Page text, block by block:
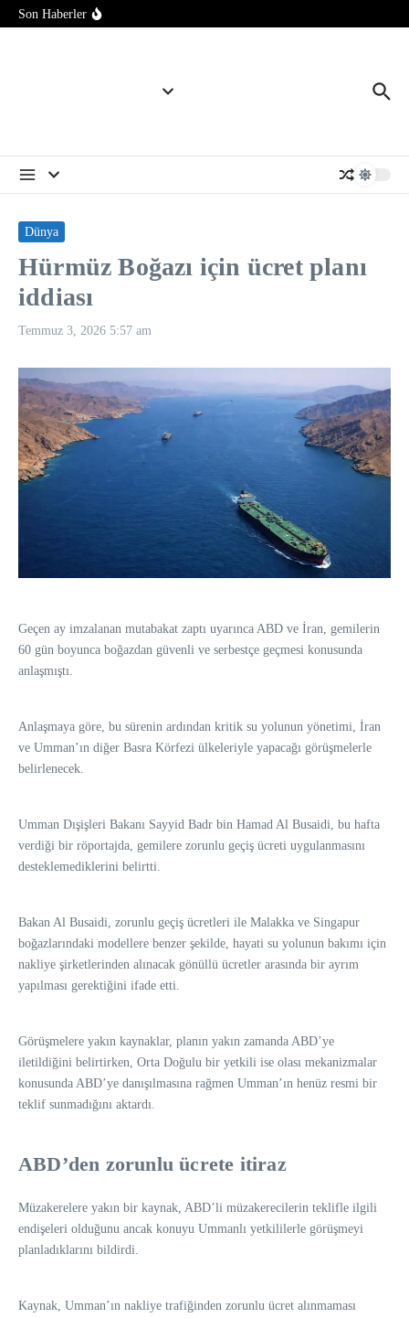
İçeriğe atla
Son Haberler
İspanya tarihinin en büyük orman yangınında New York
Dünya
Hürmüz Boğazı için ücret planı
iddiası
Temmuz 3, 2026 5:57 am
Geçen ay imzalanan mutabakat zaptı uyarınca ABD ve İran, gemilerin
60 gün boyunca boğazdan güvenli ve serbestçe geçmesi konusunda
anlaşmıştı.
Anlaşmaya göre, bu sürenin ardından kritik su yolunun yönetimi, İran
ve Umman’ın diğer Basra Körfezi ülkeleriyle yapacağı görüşmelerle
belirlenecek.
Umman Dışişleri Bakanı Sayyid Badr bin Hamad Al Busaidi, bu hafta
verdiği bir röportajda, gemilere zorunlu geçiş ücreti uygulanmasını
desteklemediklerini belirtti.
Bakan Al Busaidi, zorunlu geçiş ücretleri ile Malakka ve Singapur
boğazlarındaki modellere benzer şekilde, hayati su yolunun bakımı için
nakliye şirketlerinden alınacak gönüllü ücretler arasında bir ayrım
yapılması gerektiğini ifade etti.
Görüşmelere yakın kaynaklar, planın yakın zamanda ABD’ye
iletildiğini belirtirken, Orta Doğulu bir yetkili ise olası mekanizmalar
konusunda ABD’ye danışılmasına rağmen Umman’ın henüz resmi bir
teklif sunmadığını aktardı.
ABD’den zorunlu ücrete itiraz
Müzakerelere yakın bir kaynak, ABD’li müzakerecilerin teklifle ilgili
endişeleri olduğunu ancak konuyu Ummanlı yetkililerle görüşmeyi
planladıklarını bildirdi.
Kaynak, Umman’ın nakliye trafiğinden zorunlu ücret alınmaması